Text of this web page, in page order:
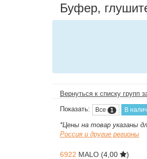
Буфер,
Вернуться к списку групп
Показать: Все 1 В
*Цены на товар указаны
Россия и другие регионы
6922 MALO (4,00 )